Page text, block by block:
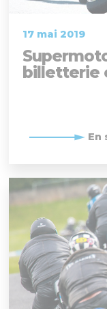
17 mai 2019
billetterie
En